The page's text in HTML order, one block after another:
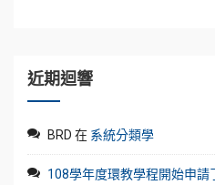
近期迴響
BRD 在 系統分類學
108學年度環教學程開始申